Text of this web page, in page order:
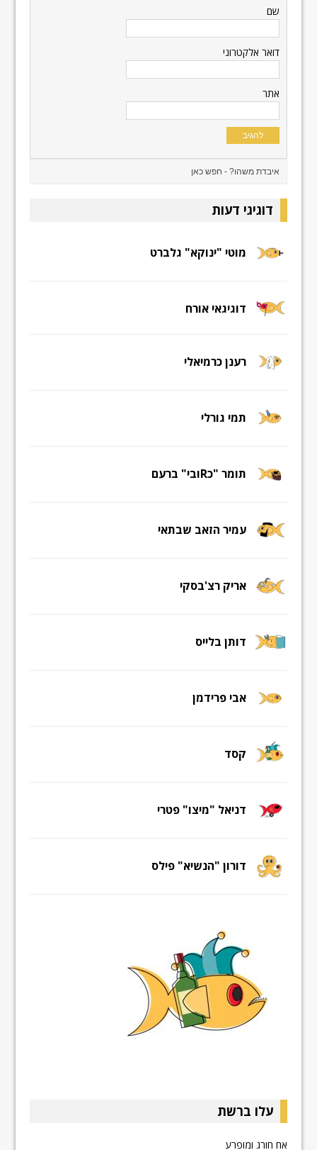
שם
דואר אלקטרוני
אתר
דוגיגי דעות
מוטי "ינוקא" גלברט
דוגיגאי אורח
רענן כרמיאלי
תמי גורלי
תומר "כRובי" ברעם
עמיר הזאב שבתאי
אריק רצ'בסקי
דותן בלייס
אבי פרידמן
קסד
דניאל "מיצו" פטרי
דורון "הנשיא" פילס
עלו ברשת
אח חורג ומופרע